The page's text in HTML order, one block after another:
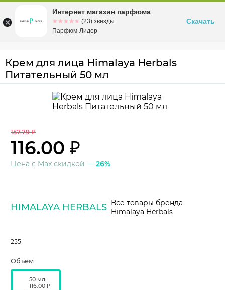
Омскул. Заозерная, 11, к. 1
Крем для лица Himalaya Herbals
Питательный 50 мл
157.79 ₽
116.00 ₽
Цена с Max скидкой — 26%
HIMALAYA HERBALS Все товары бренда
Himalaya Herbals
255
Объём
50 мл
116.00 ₽
Интернет магазин парфюма
☆☆☆☆☆
★★★★★ (23) звезды
Парфюм-Лидер
Скачать